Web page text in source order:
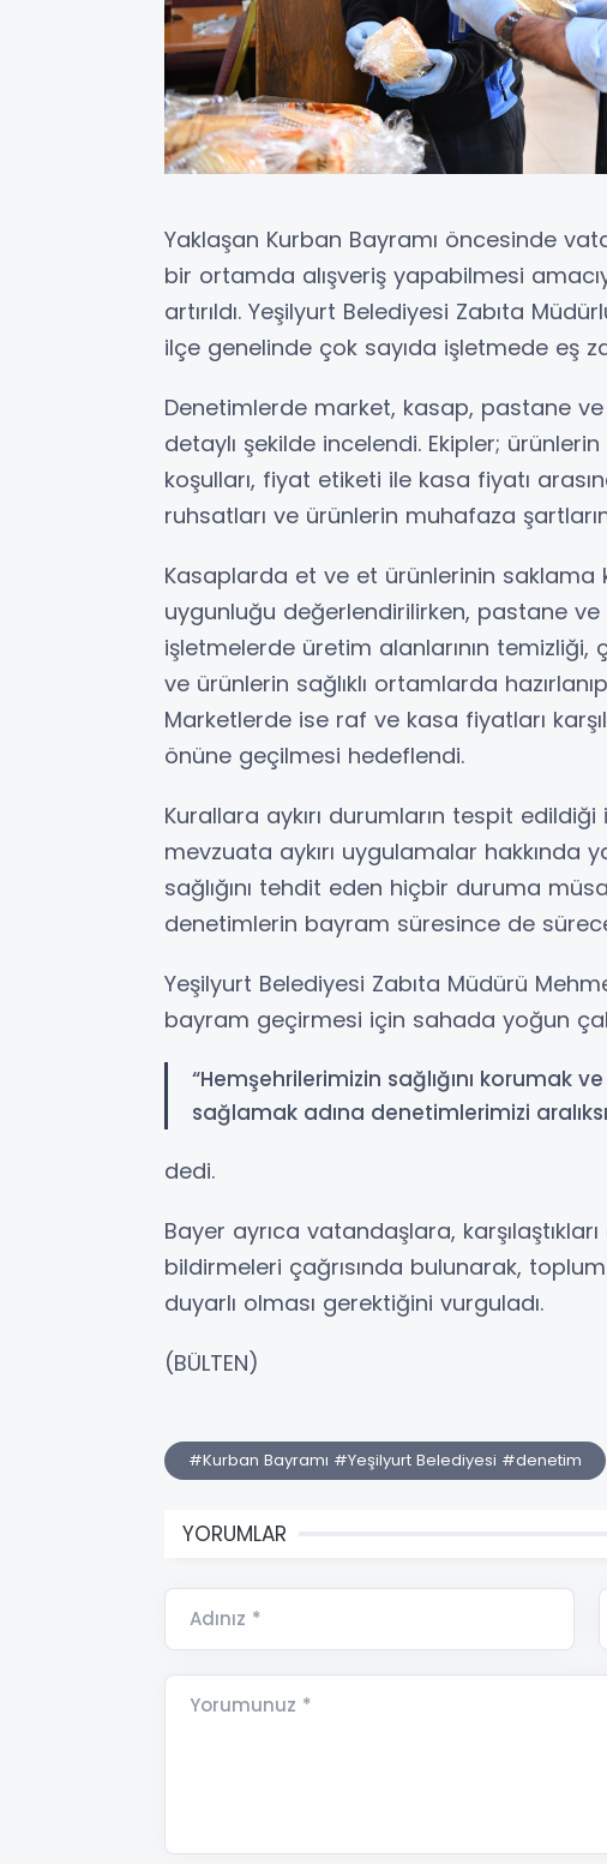
Yaklaşan Kurban Bayramı öncesinde
bir ortamda alışveriş yapabilmesi
artırıldı. Yeşilyurt Belediyesi Zabıta
ilçe genelinde çok sayıda işletmede eş
Denetimlerde market, kasap, pastane
detaylı şekilde incelendi. Ekipler;
koşulları, fiyat etiketi ile kasa fiyatı
ruhsatları ve ürünlerin muhafaza
Kasaplarda et ve et ürünlerinin saklama
uygunluğu değerlendirilirken, pastane
işletmelerde üretim alanlarının temizliği,
ve ürünlerin sağlıklı ortamlarda
Marketlerde ise raf ve kasa fiyatları
önüne geçilmesi hedeflendi.
Kurallara aykırı durumların tespit edildiği
mevzuata aykırı uygulamalar hakkında
sağlığını tehdit eden hiçbir duruma
denetimlerin bayram süresince de
Yeşilyurt Belediyesi Zabıta Müdürü
bayram geçirmesi için sahada yoğun
“Hemşehrilerimizin sağlığını korumak
sağlamak adına denetimlerimizi
dedi.
Bayer ayrıca vatandaşlara,
bildirmeleri çağrısında bulunarak,
duyarlı olması gerektiğini vurguladı.
(BÜLTEN)
#Kurban Bayramı #Yeşilyurt Belediyesi #denetim
YORUMLAR
Adınız *
Yorumunuz *